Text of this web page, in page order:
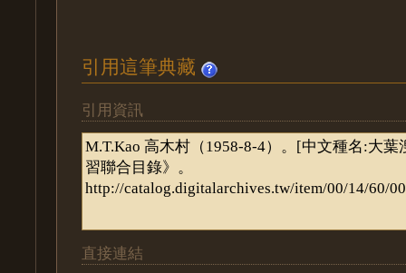
引用這筆典藏
引用資訊
直接連結